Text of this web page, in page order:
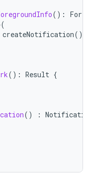
():
(
createNotification()
(): Result {
() :